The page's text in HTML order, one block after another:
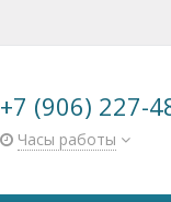
+7 (906) 227-
Часы работы